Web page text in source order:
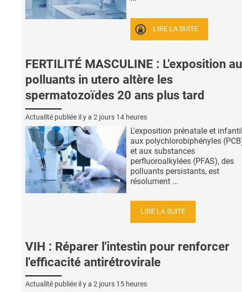
LIRE LA SUITE
FERTILITÉ MASCULINE : L'exposition
polluants in utero altère les
spermatozoïdes 20 ans plus tard
Actualité publiée il y a 2 jours 14 heures
L'exposition prénatale et
aux polychlorobiphényles
et aux substances
perfluoroalkylées (PFAS), des
polluants persistants, est
résolument ...
LIRE LA SUITE
VIH : Réparer l'intestin pour renforcer
l'efficacité antirétrovirale
Actualité publiée il y a 2 jours 15 heures